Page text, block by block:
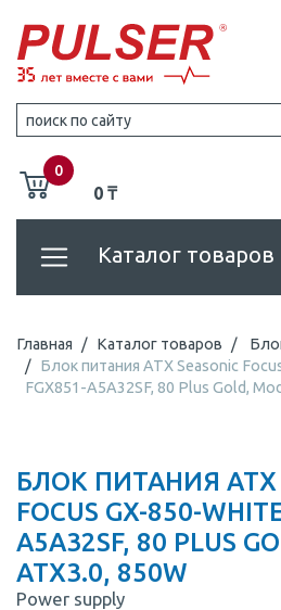
0
0 ₸
Каталог товаров
Главная Каталог товаров
Блок питания ATX Seasonic
FGX851-A5A32SF, 80 Plus Gold,
БЛОК ПИТАНИЯ ATX
FOCUS GX-850-
A5A32SF, 80 PLUS
ATX3.0, 850W
Power supply